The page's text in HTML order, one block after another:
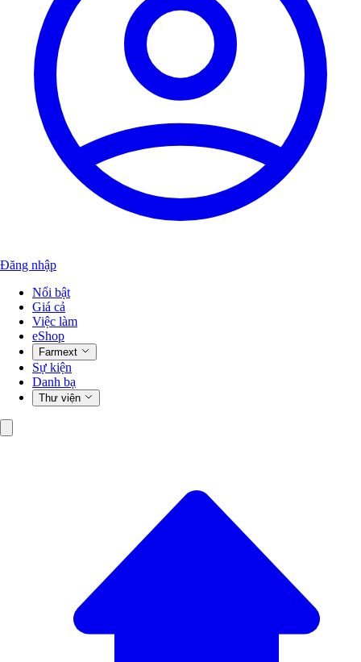
Đăng nhập
Nổi bật
Giá cả
Việc làm
eShop
Farmext
Sự kiện
Danh bạ
Thư viện